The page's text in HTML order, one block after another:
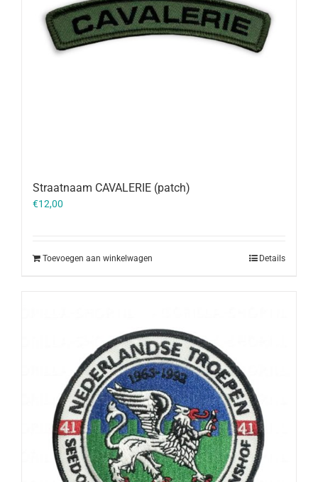
Straatnaam CAVALERIE (patch)
€12,00
Toevoegen aan winkelwagen Details